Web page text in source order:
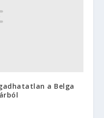
a Belga